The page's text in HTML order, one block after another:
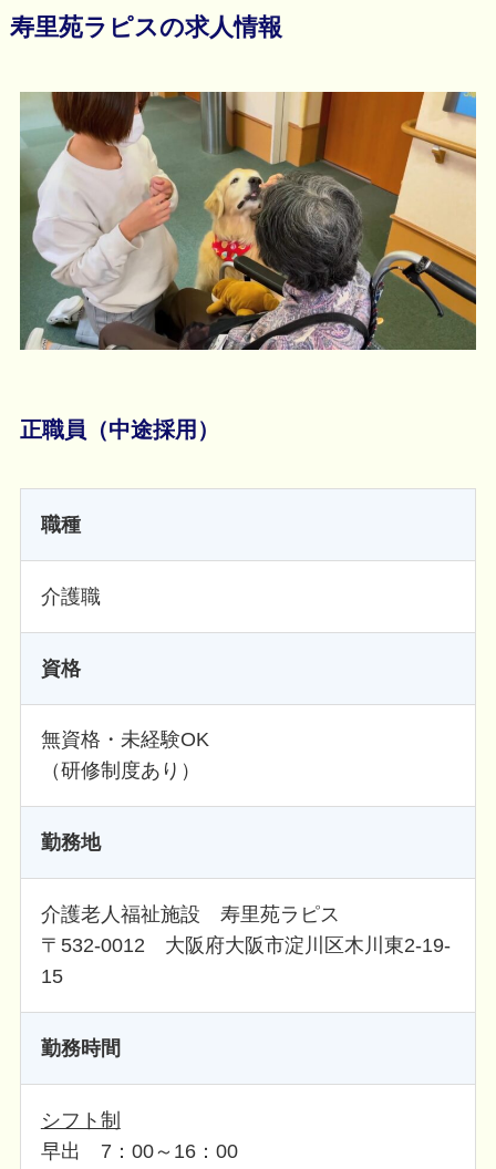
寿里苑ラピスの求人情報
正職員（中途採用）
職種
介護職
資格
無資格・未経験OK
（研修制度あり）
勤務地
介護老人福祉施設 寿里苑ラピス
〒532-0012 大阪府大阪市淀川区木川東2-19-
15
勤務時間
シフト制
早出 7：00～16：00